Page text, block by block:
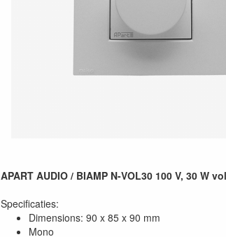
APART AUDIO / BIAMP N-VOL30 100 V, 30 W
Specificaties:
Dimensions: 90 x 85 x 90 mm
Mono